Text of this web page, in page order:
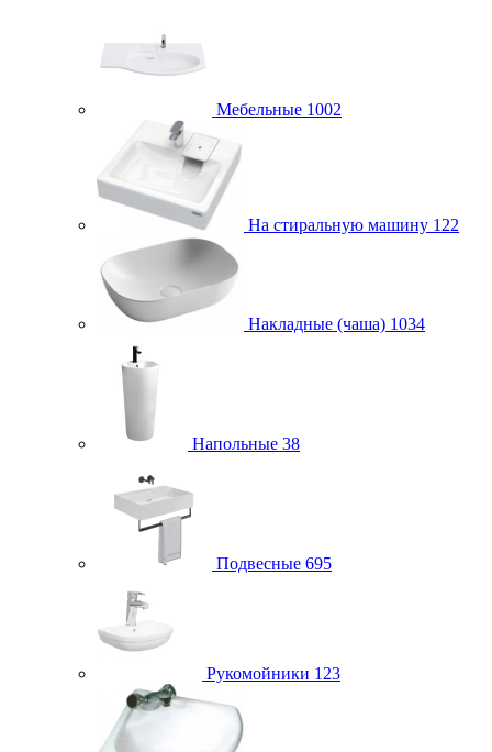
Мебельные 1002
На стиральную машину 122
Накладные (чаша) 1034
Напольные 38
Подвесные 695
Рукомойники 123